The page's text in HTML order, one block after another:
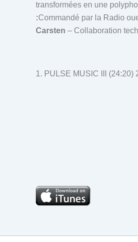
transformées en une
:Commandé par la Radio
Carsten – Collaboration
1. PULSE MUSIC III (24:20)